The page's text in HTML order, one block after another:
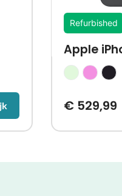
Refurbished
Apple
€ 529,99